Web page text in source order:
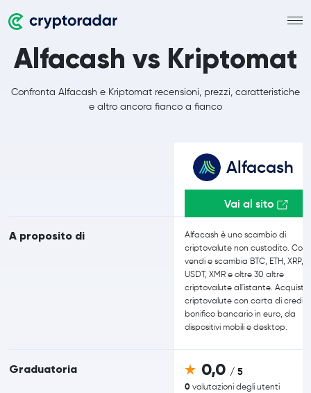
Alfacash vs Kriptomat
Confronta Alfacash e Kriptomat recensioni, prezzi, caratteristiche
e altro ancora fianco a fianco
A proposito di
Graduatoria
Alfacash
Vai al sito
Alfacash è uno scambio di
criptovalute non custodito.
vendi e scambia BTC, ETH, XRP,
USDT, XMR e oltre 30 altre
criptovalute all'istante.
criptovalute con carta di
bonifico bancario in euro, da
dispositivi mobili e desktop.
0,0 / 5
0valutazioni degli utenti